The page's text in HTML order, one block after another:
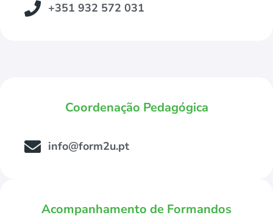
+351 932 572 031
Coordenação Pedagógica
info@form2u.pt
Acompanhamento de Formandos